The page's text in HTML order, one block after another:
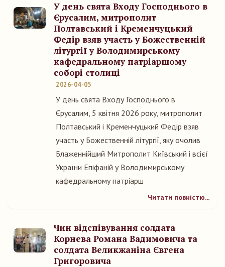
У день свята Входу Господнього в
Єрусалим, митрополит
Полтавський і Кременчуцький
Федір взяв участь у Божественній
літургії у Володимирському
кафедральному патріаршому
соборі столиці
2026-04-05
У день свята Входу Господнього в
Єрусалим, 5 квітня 2026 року, митрополит
Полтавський і Кременчуцький Федір взяв
участь у Божественній літургії, яку очолив
Блаженнійший Митрополит Київський і всієї
України Епіфаній у Володимирському
кафедральному патріарш
Читати повністю...
Чин відспівування солдата
Корнева Романа Вадимовича та
солдата Великжаніна Євгена
Григоровича